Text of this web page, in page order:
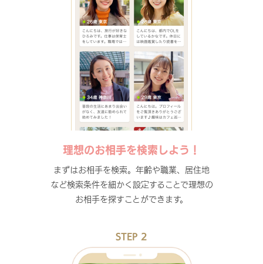
理想のお相手を検索しよう！
まずはお相手を検索。年齢や職業、居住地
など検索条件を細かく設定することで理想の
お相手を探すことができます。
STEP 2